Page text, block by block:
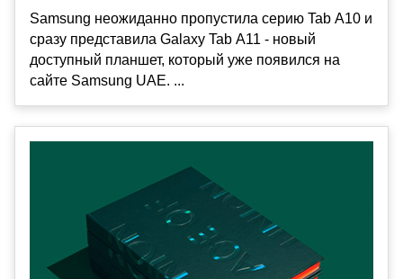
Samsung неожиданно пропустила серию Tab A10 и
сразу представила Galaxy Tab A11 - новый
доступный планшет, который уже появился на
сайте Samsung UAE. ...